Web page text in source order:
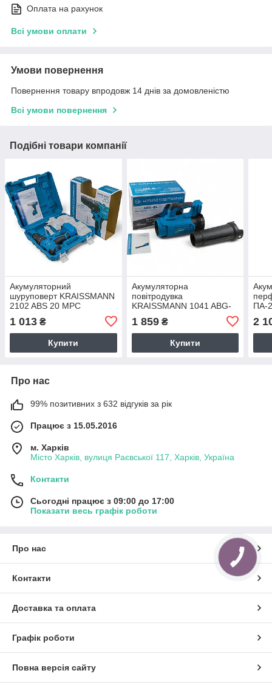
Оплата на рахунок
Всі умови оплати
Умови повернення
Повернення товару впродовж 14 днів за домовленістю
Всі умови повернення
Подібні товари компанії
Акумуляторний
шуруповерт KRAISSMANN
2102 ABS 20 MPC
(ТУШКА, 20В, без АКБ, без
зарядки, кейс,
НІМЕЧЧИНА)
1 013 ₴
Купити
Акумуляторна
повітродувка
KRAISSMANN 1041 ABG-
Безщітковий, НІМЕЧЧИНА)
1 859₴
Купити
ПА-
2
Про нас
99% позитивних з 632 відгуків за рік
Працює з 15.05.2016
м. Харків
Місто Харків, вулиця Раєвської 117, Харків, Україна
Контакти
Сьогодні працює з 09:00 до 17:00
Показати весь графік роботи
Про нас
Контакти
Доставка та оплата
Графік роботи
Повна версія сайту
КНОПКА
ЗВ'ЯЗКУ